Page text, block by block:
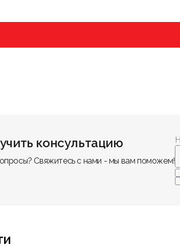
консультацию
Свяжитесь с нами - мы вам поможем!